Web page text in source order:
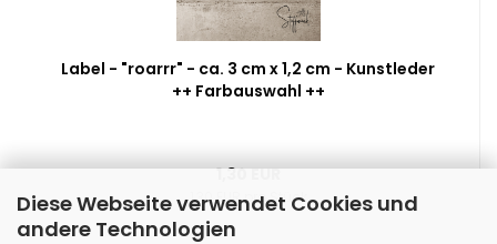
Diese Webseite verwendet Cookies und
andere Technologien
Label - "roarrr" - ca. 3 cm x 1,2 cm - Kunstleder
++ Farbauswahl ++
1,30 EUR
1,30 EUR pro Stück